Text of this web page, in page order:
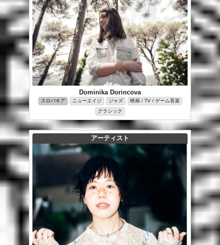
Dominika Dorincova
スロバキア ニューエイジ ジャズ
映画 / TV / ゲーム音楽
クラシック
アーティスト